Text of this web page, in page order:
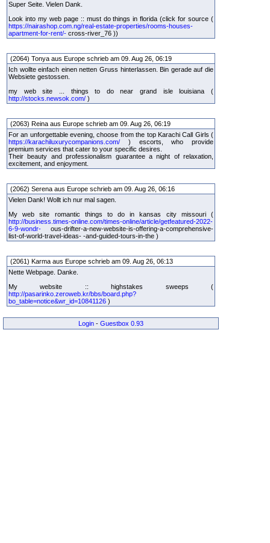
Super Seite. Vielen Dank.
Look into my web page :: must do things in florida (click for source (
https://nairashop.com.ng/real-estate-properties/rooms-houses-
apartment-for-rent/- cross-river_76 ))
(2064) Tonya aus Europe schrieb am 09. Aug 26, 06:19
Ich wollte einfach einen netten Gruss hinterlassen. Bin gerade auf die
Websiete gestossen.
my web site ... things to do near grand isle louisiana (
http://stocks.newsok.com/ )
(2063) Reina aus Europe schrieb am 09. Aug 26, 06:19
For an unforgettable evening, choose from the top Karachi Call Girls (
https://karachiluxurycompanions.com/ ) escorts, who provide
premium services that cater to your specific desires.
Their beauty and professionalism guarantee a night of relaxation,
excitement, and enjoyment.
(2062) Serena aus Europe schrieb am 09. Aug 26, 06:16
Vielen Dank! Wollt ich nur mal sagen.
My web site romantic things to do in kansas city missouri (
http://business.times-online.com/times-online/article/getfeatured-2022-
6-9-wondr- ous-drifter-a-new-website-is-offering-a-comprehensive-
list-of-world-travel-ideas- -and-guided-tours-in-the )
(2061) Karma aus Europe schrieb am 09. Aug 26, 06:13
Nette Webpage. Danke.
My website :: highstakes sweeps (
http://pasarinko.zeroweb.kr/bbs/board.php?
bo_table=notice&wr_id=10841126 )
Login - Guestbox 0.93